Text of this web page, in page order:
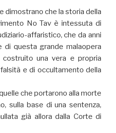
dimostrano che la storia della
No Tav è intessuta di
affaristico, che da anni
di questa grande malaopera
una vera e propria
e di occultamento della
che portarono alla morte
sulla base di una sentenza,
già allora dalla Corte di